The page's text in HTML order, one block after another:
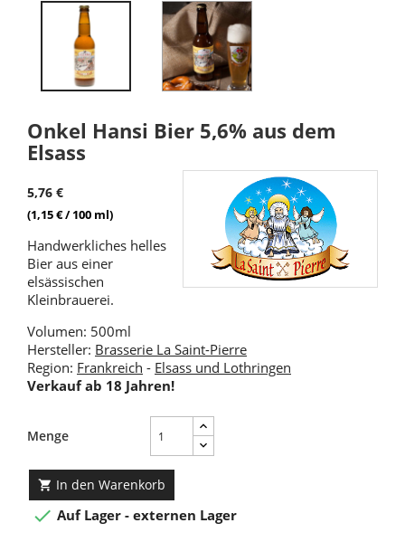
Onkel Hansi Bier 5,6% aus dem
Elsass
5,76 €
(1,15 € / 100 ml)
Handwerkliches helles
Bier aus einer
elsässischen
Kleinbrauerei.
Volumen: 500ml
Hersteller: Brasserie La Saint-Pierre
Region: Frankreich - Elsass und Lothringen
Verkauf ab 18 Jahren!
Menge
 In den Warenkorb
 Auf Lager - externen Lager